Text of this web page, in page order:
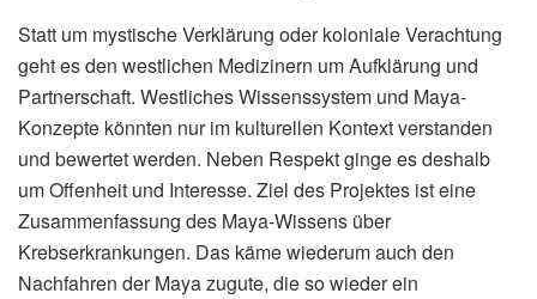
Statt um mystische Verklärung oder koloniale Verachtung
geht es den westlichen Medizinern um Aufklärung und
Partnerschaft. Westliches Wissenssystem und Maya-
Konzepte könnten nur im kulturellen Kontext verstanden
und bewertet werden. Neben Respekt ginge es deshalb
um Offenheit und Interesse. Ziel des Projektes ist eine
Zusammenfassung des Maya-Wissens über
Krebserkrankungen. Das käme wiederum auch den
Nachfahren der Maya zugute, die so wieder ein